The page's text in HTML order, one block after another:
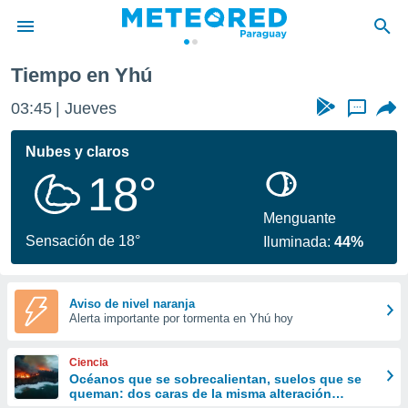
de
ha
calidad.
a este
las
y
forma
digital
basada
Tiempo en Yhú
03:45 Jueves ...
Nubes y claros
18°
Sensación de 18°
Menguante
Iluminada:44%
Aviso de nivel naranja
Alerta importante por tormenta en Yhú hoy
Ciencia
Océanos que se sobrecalientan, suelos que se
queman: dos caras de la misma alteración